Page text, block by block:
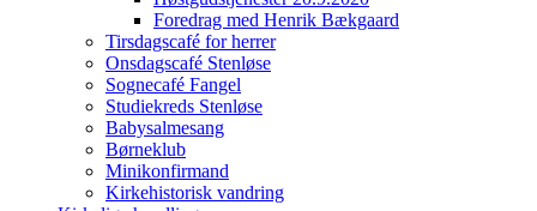
Foredrag med Henrik Bækgaard
Tirsdagscafé for herrer
Onsdagscafé Stenløse
Sognecafé Fangel
Studiekreds Stenløse
Babysalmesang
Børneklub
Minikonfirmand
Kirkehistorisk vandring